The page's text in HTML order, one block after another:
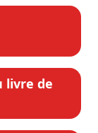
livre de